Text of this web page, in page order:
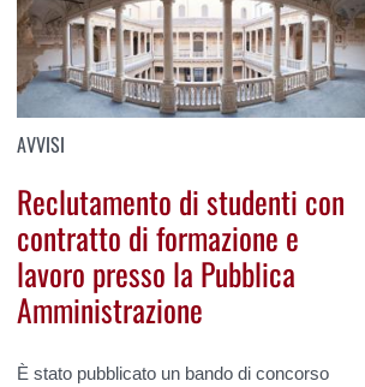
AVVISI
Reclutamento di studenti con
contratto di formazione e
lavoro presso la Pubblica
Amministrazione
È stato pubblicato un bando di concorso